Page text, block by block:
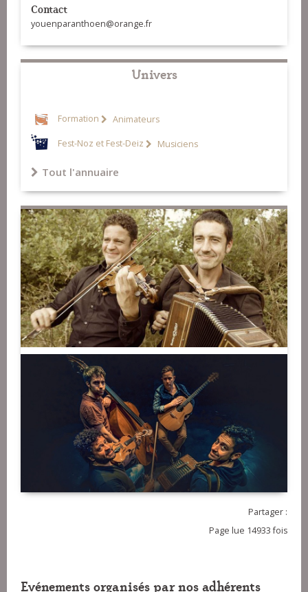
Paranthoën)
13-9 rue de Belle-Ile (Gwenaël
Contact
youenparanthoen@orange.fr
Univers
Formation Animateurs
Fest-Noz et Fest-Deiz Musiciens
Tout l'annuaire
Partager :
Page lue 14933 fois
Evénements organisés par nos adhérents